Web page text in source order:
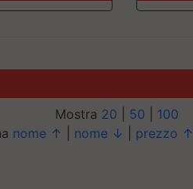
Mostra 20 50
100
nome ↑ nome ↓ prezzo ↑